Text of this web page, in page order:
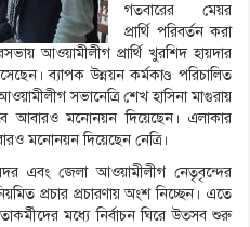
গতবারের মেয়র
প্রার্থি পরিবর্তন করা
আওয়ামীলীগ প্রার্থি খুরশিদ হায়দার
ব্যাপক উন্নয়ন কর্মকাণ্ড পরিচালিত
সভানেত্রি শেখ হাসিনা মাগুরায়
আবারও মনোনয়ন দিয়েছেন। এলাকার
মনোনয়ন দিয়েছেন নেত্রি।
সদর এবং জেলা আওয়ামীলীগ নেতৃবৃন্দের
প্রচার প্রচারণায় অংশ নিচ্ছেন। এতে
মধ্যে নির্বাচন ঘিরে উত্সব শুরু